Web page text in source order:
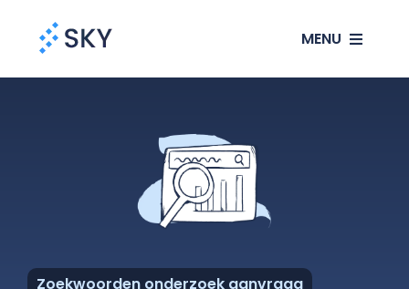
inhoud
MENU
SEA
Websites
Klanten
Zoekwoorden onderzoek aanvraag